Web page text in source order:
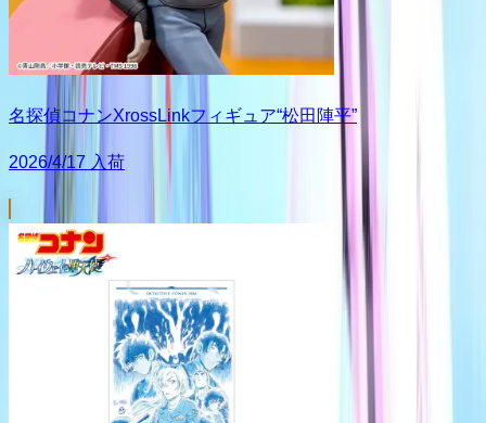
名探偵コナンXrossLinkフィギュア“松田陣平”
2026/4/17 入荷